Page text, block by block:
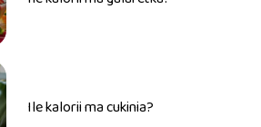
Ile kalorii ma cukinia?